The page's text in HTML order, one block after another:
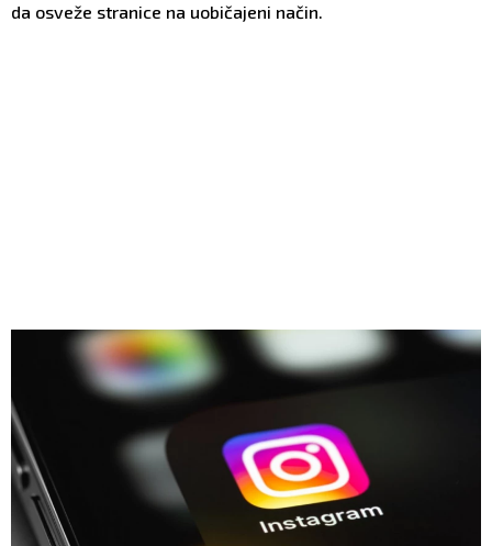
da osveže stranice na uobičajeni način.